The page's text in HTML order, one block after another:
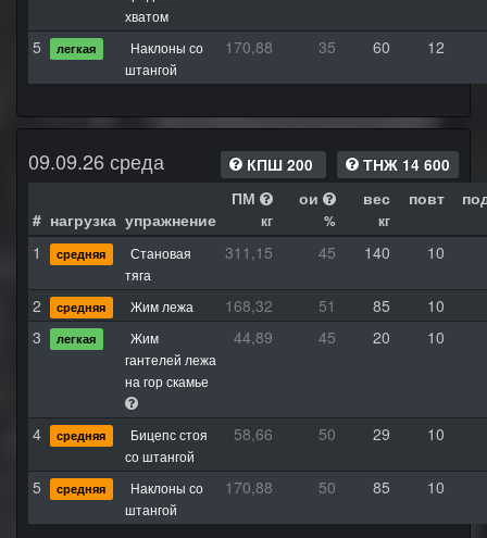
хватом
5 легкая
Наклоны со
штангой
170,88 35 60 12
09.09.26 среда КПШ 200 ТНЖ 14 600
# нагрузка упражнение
ПМ
кг
ои
%
вес
кг
повт
1 средняя
Становая
тяга
311,15 45 140 10
2 средняя Жим лежа 168,32 51 85
10
3
легкая
Жим
гантелей лежа
на гор скамье
44,89 45 20 10
4 средняя
Бицепс стоя
со штангой
58,66 50 29 10
5 средняя
Наклоны со
штангой
170,88 50 85 10